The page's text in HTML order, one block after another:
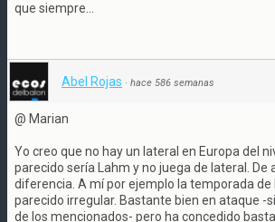
que siempre...
Abel Rojas · hace 586 semanas
@ Marian
Yo creo que no hay un lateral en Europa del
parecido sería Lahm y no juega de lateral. De
diferencia. A mí por ejemplo la temporada de
parecido irregular. Bastante bien en ataque -
de los mencionados- pero ha concedido